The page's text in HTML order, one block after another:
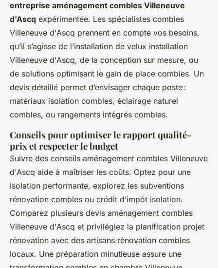
entreprise aménagement combles Villeneuve
d'Ascq expérimentée. Les spécialistes combles
Villeneuve d'Ascq prennent en compte vos besoins,
qu’il s’agisse de l’installation de velux installation
Villeneuve d'Ascq, de la conception sur mesure, ou
de solutions optimisant le gain de place combles. Un
devis détaillé permet d’envisager chaque poste :
matériaux isolation combles, éclairage naturel
combles, ou rangements intégrés combles.
Conseils pour optimiser le rapport qualité-
prix et respecter le budget
Suivre des conseils aménagement combles Villeneuve
d'Ascq aide à maîtriser les coûts. Optez pour une
isolation performante, explorez les subventions
rénovation combles ou crédit d’impôt isolation.
Comparez plusieurs devis aménagement combles
Villeneuve d'Ascq et privilégiez la planification projet
rénovation avec des artisans rénovation combles
locaux. Une préparation minutieuse assure une